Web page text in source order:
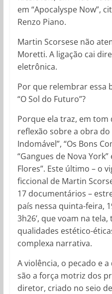
em “Apocalyspe Now”,
Renzo Piano.
Martin Scorsese não
Moretti. A ligação cai
eletrônica.
Por que relembrar essa
“O Sol do Futuro”?
Porque ela traz, em tom
reflexão sobre a obra
Indomável”, “Os Bons
“Gangues de Nova
Flores”. Este último – o
ficcional de Martin
17 documentários –
país nessa quinta-feira,
3h26’, que voam na
qualidades estético-
complexa narrativa.
A violência, o pecado e
são a força motriz dos
diretor, criado no seio